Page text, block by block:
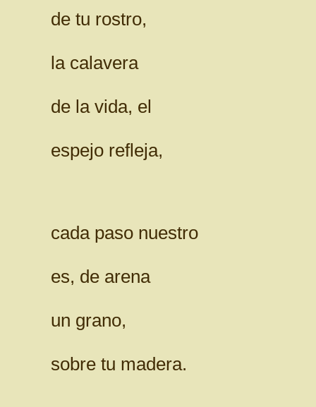
de tu rostro,
la calavera
de la vida, el
espejo refleja,
cada paso nuestro
es, de arena
un grano,
sobre tu madera.